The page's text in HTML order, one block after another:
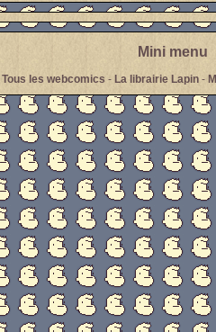
Mini menu
Tous les webcomics - La librairie Lapin-